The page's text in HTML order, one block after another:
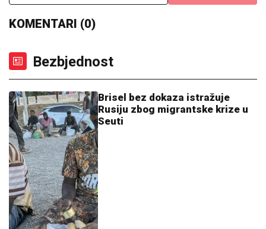
KOMENTARI (0)
Bezbjednost
Brisel bez dokaza istražuje
Rusiju zbog migrantske krize u
Seuti